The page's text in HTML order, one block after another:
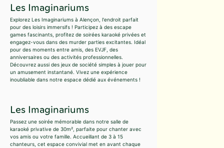
Les Imaginariums
Explorez Les Imaginariums à Alençon, l'endroit parfait
pour des loisirs immersifs ! Participez à des escape
games fascinants, profitez de soirées karaoké privées et
engagez-vous dans des murder parties excitantes. Idéal
pour des moments entre amis, des EVJF, des
anniversaires ou des activités professionnelles.
Découvrez aussi des jeux de société simples à jouer pour
un amusement instantané. Vivez une expérience
inoubliable dans notre espace dédié aux événements !
Les Imaginariums
Passez une soirée mémorable dans notre salle de
karaoké privative de 30m², parfaite pour chanter avec
vos amis ou votre famille. Accueillant de 3 à 15
chanteurs, cet espace convivial met en avant chaque